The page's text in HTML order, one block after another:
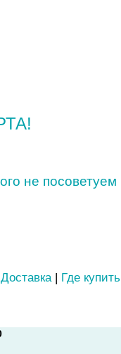
не посоветуем
Доставка| Где купить